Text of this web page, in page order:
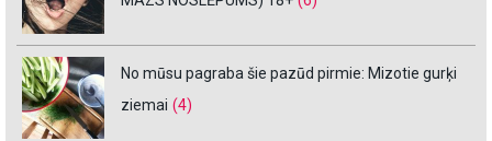
No mūsu pagraba šie pazūd pirmie: Mizotie gurķi
ziemai (4)